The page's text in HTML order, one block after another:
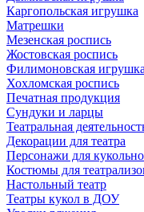
Каргопольская игрушка
Матрешки
Мезенская роспись
Жостовская роспись
Филимоновская игрушка
Хохломская роспись
Печатная продукция
Сундуки и ларцы
Театральная
Декорации для театра
Персонажи для
Костюмы для
Настольный театр
Театры кукол в ДОУ